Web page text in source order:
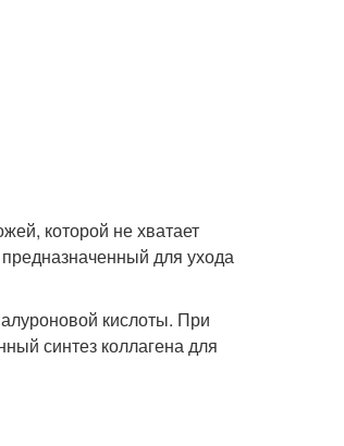
которой не хватает
для ухода
кислоты. При
синтез коллагена для